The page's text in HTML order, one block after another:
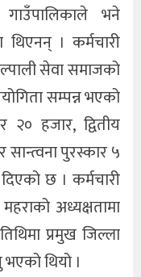
गाउँपालिकाले भने
थिएनन् । कर्मचारी
सेवा समाजको
सम्पन्न भएको
२० हजार, द्वितीय
पुरस्कार ५
छ । कर्मचारी
अध्यक्षतामा
प्रमुख जिल्ला
थियो ।